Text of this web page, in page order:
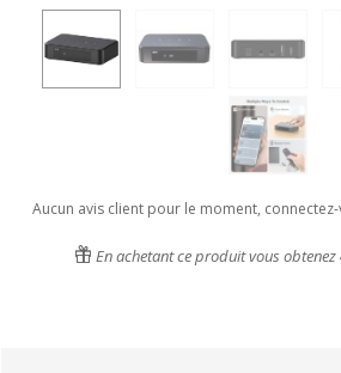
Aucun avis client pour le moment,
En achetant ce produit vous obtenez